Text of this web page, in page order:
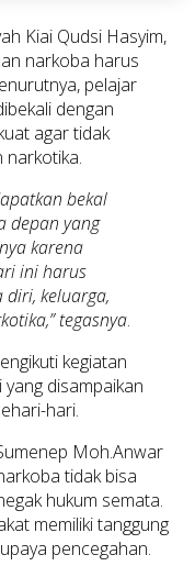
Kiai Qudsi Hasyim,
narkoba harus
pelajar
dengan
agar tidak
narkotika.
bekal
depan yang
karena
ini harus
keluarga,
tegasnya.
kegiatan
disampaikan
hari.
Moh.Anwar
tidak bisa
hukum semata.
memiliki tanggung
pencegahan.